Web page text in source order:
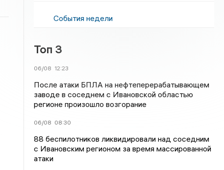
События недели
Топ 3
06/08 12:23
После атаки БПЛА на нефтеперерабатывающем
заводе в соседнем с Ивановской областью
регионе произошло возгорание
06/08 08:30
88 беспилотников ликвидировали над соседним
с Ивановским регионом за время массированной
атаки